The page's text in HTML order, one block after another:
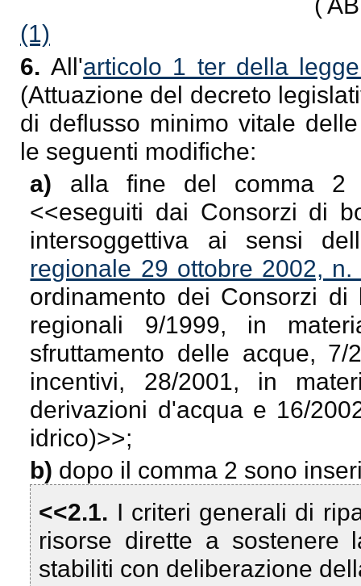
(1)
6.All'articolo 1 ter della
(Attuazione del decreto
di deflusso minimo vitale
le seguenti modifiche:
a) alla fine del comma 2
<<eseguiti dai Consorzi di
intersoggettiva ai sensi
regionale 29 ottobre 2002, n.
ordinamento dei Consorzi
regionali 9/1999, in
sfruttamento delle acque,
incentivi, 28/2001, in
derivazioni d'acqua e 16/
idrico)>>;
b) dopo il comma 2 sono
<<2.1. I criteri generali di
risorse dirette a
stabiliti con deliberazione